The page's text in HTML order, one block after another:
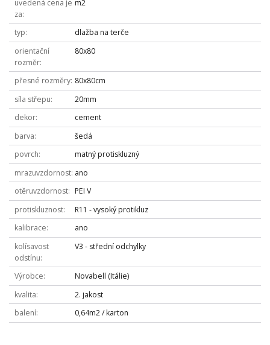
uvedená cena je
za
m2
typ
dlažba na terče
orientační
rozměr
80x80
přesné rozměry 80x80cm
síla střepu
20mm
dekor
cement
barva
šedá
povrch
matný protiskluzný
mrazuvzdornost ano
otěruvzdornost
PEI V
protiskluznost
R11 - vysoký protikluz
kalibrace
ano
kolísavost
odstínu
V3 - střední odchylky
Výrobce
Novabell (Itálie)
kvalita
2. jakost
balení
0,64m2 / karton